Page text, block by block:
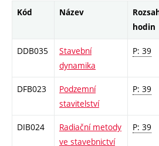
Kód Název
hodin
DDB035
Stavební
dynamika
P: 39
DFB023
Podzemní
stavitelství
P: 39
DIB024
Radiační metody
ve stavebnictví
P: 39